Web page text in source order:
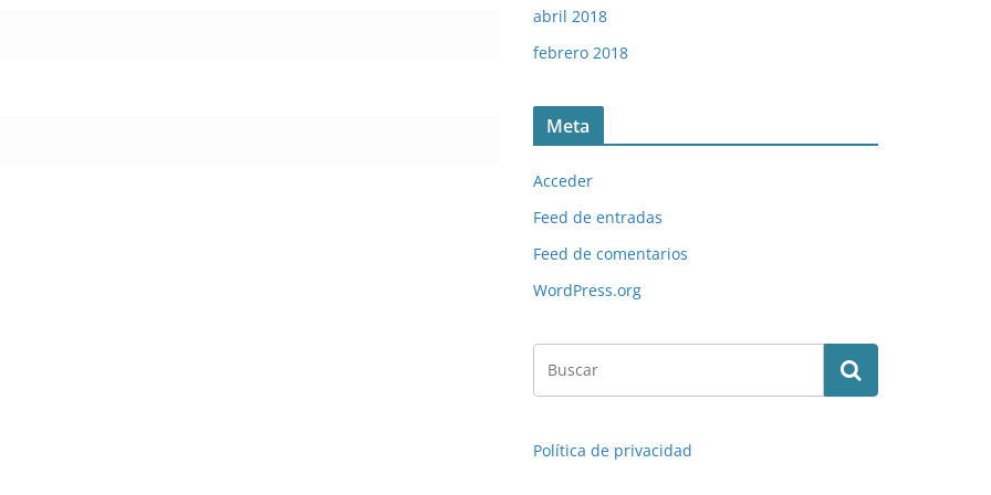
abril 2018
febrero 2018
Meta
Acceder
Feed de entradas
Feed de comentarios
WordPress.org
Política de privacidad